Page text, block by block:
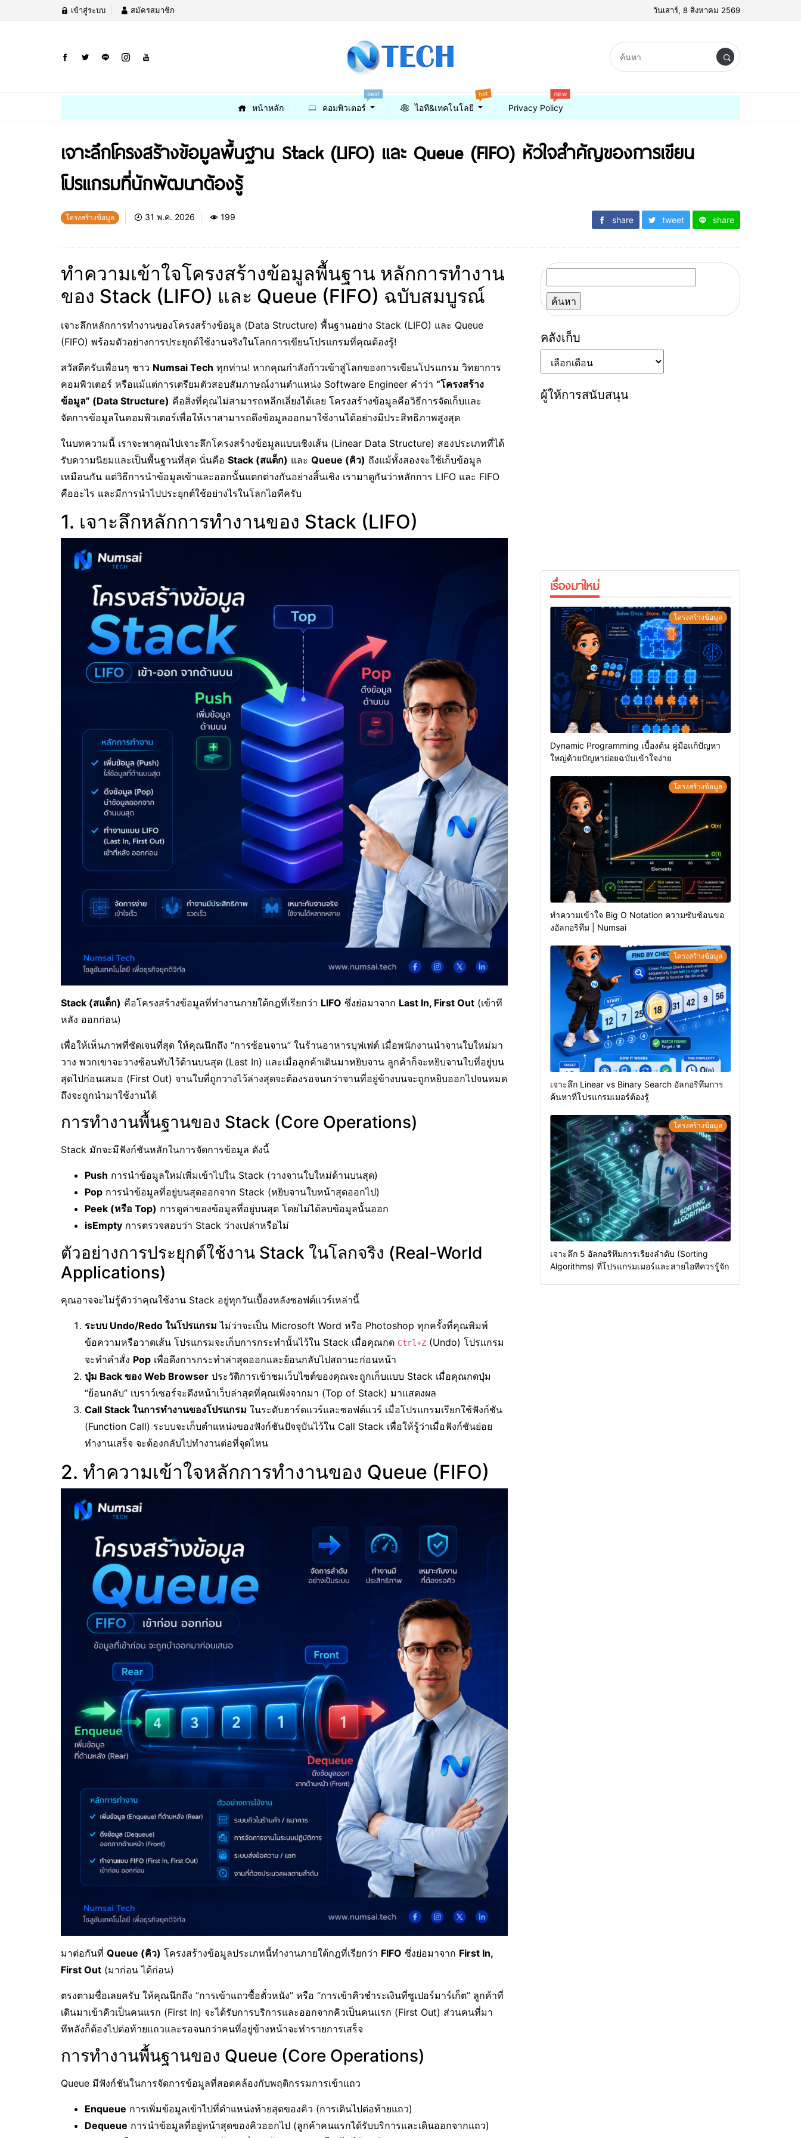
เข้าสู่ระบบ สมัครสมาชิก วันเสาร์, 8 สิงหาคม 2569
หน้าหลัก คอมพิวเตอร์
best
ไอที&เทคโนโลยี
hot
Privacy Policy
new
เจาะลึกโครงสร้างข้อมูลพื้นฐาน Stack (LIFO) และ Queue (FIFO) หัวใจสำคัญของการเขียน
โปรแกรมที่นักพัฒนาต้องรู้
โครงสร้างข้อมูล 31 พ.ค. 2026 199 share tweet share
ทำความเข้าใจโครงสร้างข้อมูลพื้นฐาน หลักการทำงาน
ของ Stack (LIFO) และ Queue (FIFO) ฉบับสมบูรณ์
เจาะลึกหลักการทำงานของโครงสร้างข้อมูล (Data Structure) พื้นฐานอย่าง Stack (LIFO) และ Queue
(FIFO) พร้อมตัวอย่างการประยุกต์ใช้งานจริงในโลกการเขียนโปรแกรมที่คุณต้องรู้!
สวัสดีครับเพื่อนๆ ชาว Numsai Tech ทุกท่าน! หากคุณกำลังก้าวเข้าสู่โลกของการเขียนโปรแกรม วิทยาการ
คอมพิวเตอร์ หรือแม้แต่การเตรียมตัวสอบสัมภาษณ์งานตำแหน่ง Software Engineer คำว่า “โครงสร้าง
ข้อมูล” (Data Structure) คือสิ่งที่คุณไม่สามารถหลีกเลี่ยงได้เลย โครงสร้างข้อมูลคือวิธีการจัดเก็บและ
จัดการข้อมูลในคอมพิวเตอร์เพื่อให้เราสามารถดึงข้อมูลออกมาใช้งานได้อย่างมีประสิทธิภาพสูงสุด
ในบทความนี้ เราจะพาคุณไปเจาะลึกโครงสร้างข้อมูลแบบเชิงเส้น (Linear Data Structure) สองประเภทที่ได้
รับความนิยมและเป็นพื้นฐานที่สุด นั่นคือ Stack (สแต็ก) และ Queue (คิว) ถึงแม้ทั้งสองจะใช้เก็บข้อมูล
เหมือนกัน แต่วิธีการนำข้อมูลเข้าและออกนั้นแตกต่างกันอย่างสิ้นเชิง เรามาดูกันว่าหลักการ LIFO และ FIFO
คืออะไร และมีการนำไปประยุกต์ใช้อย่างไรในโลกไอทีครับ
1. เจาะลึกหลักการทำงานของ Stack (LIFO)
Stack (สแต็ก) คือโครงสร้างข้อมูลที่ทำงานภายใต้กฎที่เรียกว่า LIFO ซึ่งย่อมาจาก Last In, First Out (เข้าที
หลัง ออกก่อน)
เพื่อให้เห็นภาพที่ชัดเจนที่สุด ให้คุณนึกถึง “การซ้อนจาน” ในร้านอาหารบุฟเฟต์ เมื่อพนักงานนำจานใบใหม่มา
วาง พวกเขาจะวางซ้อนทับไว้ด้านบนสุด (Last In) และเมื่อลูกค้าเดินมาหยิบจาน ลูกค้าก็จะหยิบจานใบที่อยู่บน
สุดไปก่อนเสมอ (First Out) จานใบที่ถูกวางไว้ล่างสุดจะต้องรอจนกว่าจานที่อยู่ข้างบนจะถูกหยิบออกไปจนหมด
ถึงจะถูกนำมาใช้งานได้
การทำงานพื้นฐานของ Stack (Core Operations)
Stack มักจะมีฟังก์ชันหลักในการจัดการข้อมูล ดังนี้
Push การนำข้อมูลใหม่เพิ่มเข้าไปใน Stack (วางจานใบใหม่ด้านบนสุด)
Pop การนำข้อมูลที่อยู่บนสุดออกจาก Stack (หยิบจานใบหน้าสุดออกไป)
Peek (หรือ Top) การดูค่าของข้อมูลที่อยู่บนสุด โดยไม่ได้ลบข้อมูลนั้นออก
isEmpty การตรวจสอบว่า Stack ว่างเปล่าหรือไม่
ตัวอย่างการประยุกต์ใช้งาน Stack ในโลกจริง (Real-World
Applications)
คุณอาจจะไม่รู้ตัวว่าคุณใช้งาน Stack อยู่ทุกวันเบื้องหลังซอฟต์แวร์เหล่านี้
ระบบ Undo/Redo ในโปรแกรม ไม่ว่าจะเป็น Microsoft Word หรือ Photoshop ทุกครั้งที่คุณพิมพ์
ข้อความหรือวาดเส้น โปรแกรมจะเก็บการกระทำนั้นไว้ใน Stack เมื่อคุณกด Ctrl+Z (Undo) โปรแกรม
จะทำคำสั่ง Pop เพื่อดึงการกระทำล่าสุดออกและย้อนกลับไปสถานะก่อนหน้า
ปุ่ม Back ของ Web Browser ประวัติการเข้าชมเว็บไซต์ของคุณจะถูกเก็บแบบ Stack เมื่อคุณกดปุ่ม
“ย้อนกลับ” เบราว์เซอร์จะดึงหน้าเว็บล่าสุดที่คุณเพิ่งจากมา (Top of Stack) มาแสดงผล
Call Stack ในการทำงานของโปรแกรม ในระดับฮาร์ดแวร์และซอฟต์แวร์ เมื่อโปรแกรมเรียกใช้ฟังก์ชัน
(Function Call) ระบบจะเก็บตำแหน่งของฟังก์ชันปัจจุบันไว้ใน Call Stack เพื่อให้รู้ว่าเมื่อฟังก์ชันย่อย
ทำงานเสร็จ จะต้องกลับไปทำงานต่อที่จุดไหน
2. ทำความเข้าใจหลักการทำงานของ Queue (FIFO)
มาต่อกันที่ Queue (คิว) โครงสร้างข้อมูลประเภทนี้ทำงานภายใต้กฎที่เรียกว่า FIFO ซึ่งย่อมาจาก First In,
First Out (มาก่อน ได้ก่อน)
ตรงตามชื่อเลยครับ ให้คุณนึกถึง “การเข้าแถวซื้อตั๋วหนัง” หรือ “การเข้าคิวชำระเงินที่ซูเปอร์มาร์เก็ต” ลูกค้าที่
เดินมาเข้าคิวเป็นคนแรก (First In) จะได้รับการบริการและออกจากคิวเป็นคนแรก (First Out) ส่วนคนที่มา
ทีหลังก็ต้องไปต่อท้ายแถวและรอจนกว่าคนที่อยู่ข้างหน้าจะทำรายการเสร็จ
การทำงานพื้นฐานของ Queue (Core Operations)
Queue มีฟังก์ชันในการจัดการข้อมูลที่สอดคล้องกับพฤติกรรมการเข้าแถว
Enqueue การเพิ่มข้อมูลเข้าไปที่ตำแหน่งท้ายสุดของคิว (การเดินไปต่อท้ายแถว)
Dequeue การนำข้อมูลที่อยู่หน้าสุดของคิวออกไป (ลูกค้าคนแรกได้รับบริการและเดินออกจากแถว)
ค้นหา
สำหรับ:
คลังเก็บ
คลัง
เก็บ
ผู้ให้การสนับสนุน
เรื่องมาใหม่
โครงสร้างข้อมูล
Dynamic Programming เบื้องต้น คู่มือแก้ปัญหา
ใหญ่ด้วยปัญหาย่อยฉบับเข้าใจง่าย
โครงสร้างข้อมูล
ทำความเข้าใจ Big O Notation ความซับซ้อนขอ
งอัลกอริทึม | Numsai
โครงสร้างข้อมูล
เจาะลึก Linear vs Binary Search อัลกอริทึมการ
ค้นหาที่โปรแกรมเมอร์ต้องรู้
โครงสร้างข้อมูล
เจาะลึก 5 อัลกอริทึมการเรียงลำดับ (Sorting
Algorithms) ที่โปรแกรมเมอร์และสายไอทีควรรู้จัก